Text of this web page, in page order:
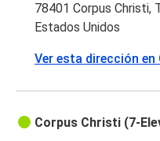
78401 Corpus Christi,
Estados Unidos
Ver esta dirección en
Corpus Christi (7-